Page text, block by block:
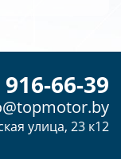
66-39
улица, 23 к12